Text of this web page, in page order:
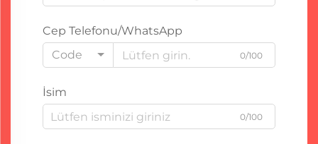
Cep Telefonu/WhatsApp
Code
0/100
İsim
0/100